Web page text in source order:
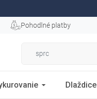
Pohodlné platby
Dlaždice